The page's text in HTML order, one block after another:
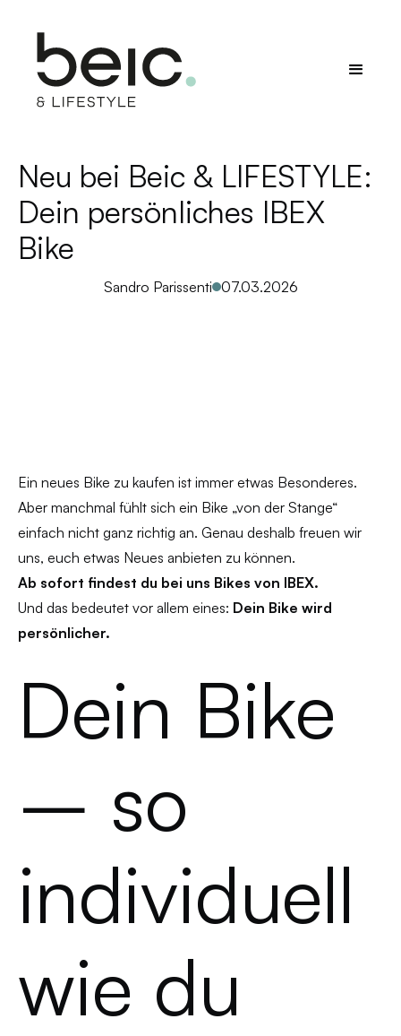
Neu bei Beic & LIFESTYLE:
Dein persönliches IBEX
Bike
Sandro Parissenti 07.03.2026
Ein neues Bike zu kaufen ist immer etwas Besonderes.
Aber manchmal fühlt sich ein Bike „von der Stange“
einfach nicht ganz richtig an. Genau deshalb freuen wir
uns, euch etwas Neues anbieten zu können.
Ab sofort findest du bei uns Bikes von IBEX.
Und das bedeutet vor allem eines: Dein Bike wird
persönlicher.
Dein Bike
– so
individuell
wie du